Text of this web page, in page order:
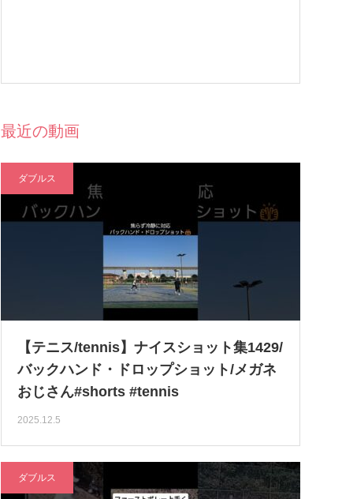
最近の動画
ダブルス
【テニス/tennis】ナイスショット集1429/
バックハンド・ドロップショット/メガネ
おじさん#shorts #tennis
2025.12.5
ダブルス